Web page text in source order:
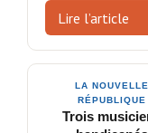
Lire l’article
LA NOUVELLE
RÉPUBLIQUE
Trois